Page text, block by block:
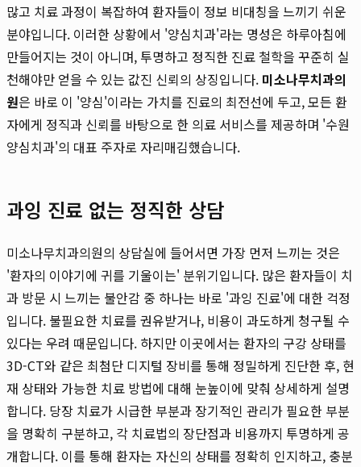
많고 치료 과정이 복잡하여 환자들이 정보 비대칭을 느끼기 쉬운
분야입니다. 이러한 상황에서 '양심치과'라는 명성은 하루아침에
만들어지는 것이 아니며, 투명하고 정직한 진료 철학을 꾸준히 실
천해야만 얻을 수 있는 값진 신뢰의 상징입니다. 미소나무치과의
원은 바로 이 '양심'이라는 가치를 진료의 최전선에 두고, 모든 환
자에게 정직과 신뢰를 바탕으로 한 의료 서비스를 제공하며 '수원
양심치과'의 대표 주자로 자리매김했습니다.
과잉 진료 없는 정직한 상담
미소나무치과의원의 상담실에 들어서면 가장 먼저 느끼는 것은
'환자의 이야기에 귀를 기울이는' 분위기입니다. 많은 환자들이 치
과 방문 시 느끼는 불안감 중 하나는 바로 '과잉 진료'에 대한 걱정
입니다. 불필요한 치료를 권유받거나, 비용이 과도하게 청구될 수
있다는 우려 때문입니다. 하지만 이곳에서는 환자의 구강 상태를
3D-CT와 같은 최첨단 디지털 장비를 통해 정밀하게 진단한 후, 현
재 상태와 가능한 치료 방법에 대해 눈높이에 맞춰 상세하게 설명
합니다. 당장 치료가 시급한 부분과 장기적인 관리가 필요한 부분
을 명확히 구분하고, 각 치료법의 장단점과 비용까지 투명하게 공
개합니다. 이를 통해 환자는 자신의 상태를 정확히 인지하고, 충분